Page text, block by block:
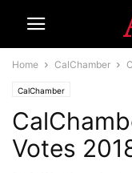
Home CalChamber
CalChamber
Votes